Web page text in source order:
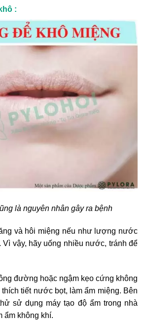
:
là nguyên nhân gây ra bệnh
và hôi miệng nếu như lượng nước
Vì vậy, hãy uống nhiều nước, tránh để
đường hoặc ngậm kẹo cứng không
tiết nước bọt, làm ẩm miệng. Bên
sử dụng máy tạo độ ẩm trong nhà
ẩm không khí.